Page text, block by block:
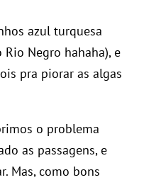
azul turquesa
Negro hahaha), e
pra piorar as algas
o problema
as passagens, e
Mas, como bons